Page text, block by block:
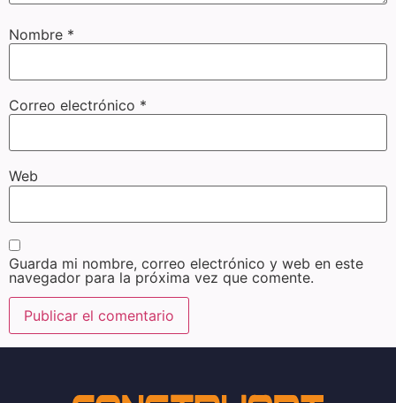
Nombre *
Correo electrónico *
Web
Guarda mi nombre, correo electrónico y web en este
navegador para la próxima vez que comente.